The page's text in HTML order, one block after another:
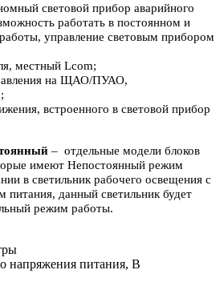
световой прибор аварийного
работать в постоянном и
управление световым прибором
местный Lcom;
на ЩАО/ПУАО,
встроенного в световой прибор
– отдельные модели блоков
имеют Непостоянный режим
в светильник рабочего освещения с
питания, данный светильник будет
режим работы.
напряжения питания, В